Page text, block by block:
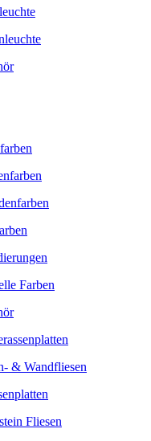
Farben
& Wandfliesen
Fliesen